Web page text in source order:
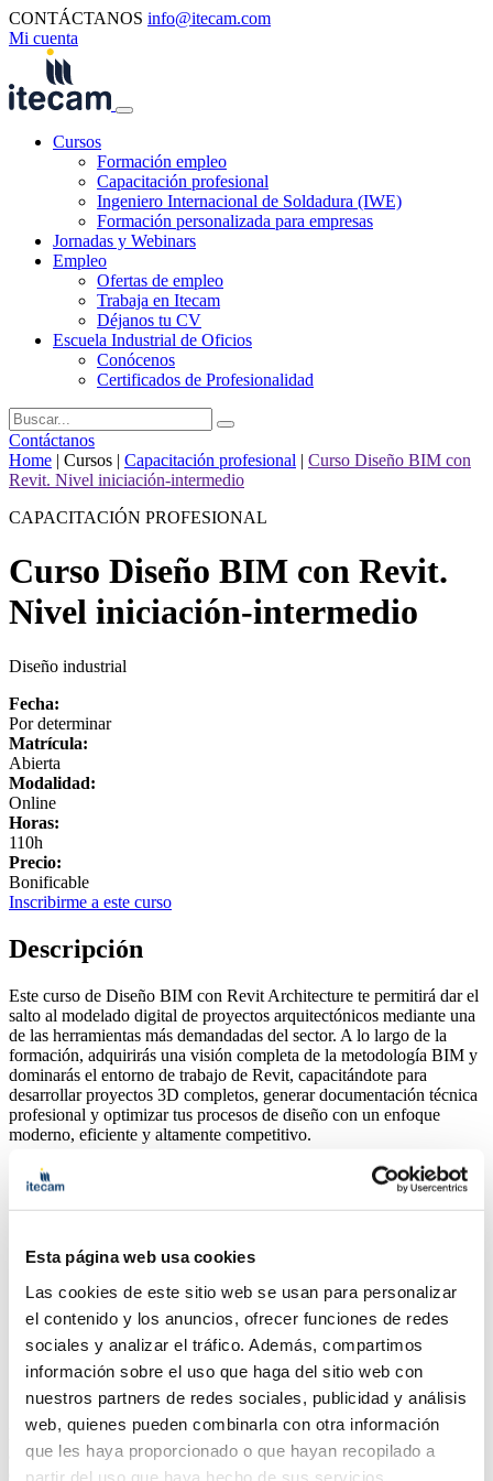
Esta página web usa cookies
Las cookies de este sitio web se usan para personalizar
el contenido y los anuncios, ofrecer funciones de redes
sociales y analizar el tráfico. Además, compartimos
información sobre el uso que haga del sitio web con
nuestros partners de redes sociales, publicidad y análisis
web, quienes pueden combinarla con otra información
que les haya proporcionado o que hayan recopilado a
partir del uso que haya hecho de sus servicios.
CONTÁCTANOS info@itecam.com
Mi cuenta
Cursos
Formación empleo
Capacitación profesional
Ingeniero Internacional de Soldadura (IWE)
Formación personalizada para empresas
Jornadas y Webinars
Empleo
Ofertas de empleo
Trabaja en Itecam
Déjanos tu CV
Escuela Industrial de Oficios
Conócenos
Certificados de Profesionalidad
Contáctanos
Home | Cursos | Capacitación profesional | Curso Diseño BIM con
Revit. Nivel iniciación-intermedio
CAPACITACIÓN PROFESIONAL
Curso Diseño BIM con Revit.
Nivel iniciación-intermedio
Diseño industrial
Fecha:
Por determinar
Matrícula:
Abierta
Modalidad:
Online
Horas:
110h
Precio:
Bonificable
Inscribirme a este curso
Descripción
Este curso de Diseño BIM con Revit Architecture te permitirá dar el
salto al modelado digital de proyectos arquitectónicos mediante una
de las herramientas más demandadas del sector. A lo largo de la
formación, adquirirás una visión completa de la metodología BIM y
dominarás el entorno de trabajo de Revit, capacitándote para
desarrollar proyectos 3D completos, generar documentación técnica
profesional y optimizar tus procesos de diseño con un enfoque
moderno, eficiente y altamente competitivo.
Objetivos
Programa
Lugar
Más información
El objetivo del curso es capacitar al alumno para comprender y
aplicar la metodología BIM a través de Revit Architecture,
dominando su interfaz, herramientas y sistemas de parametrización.